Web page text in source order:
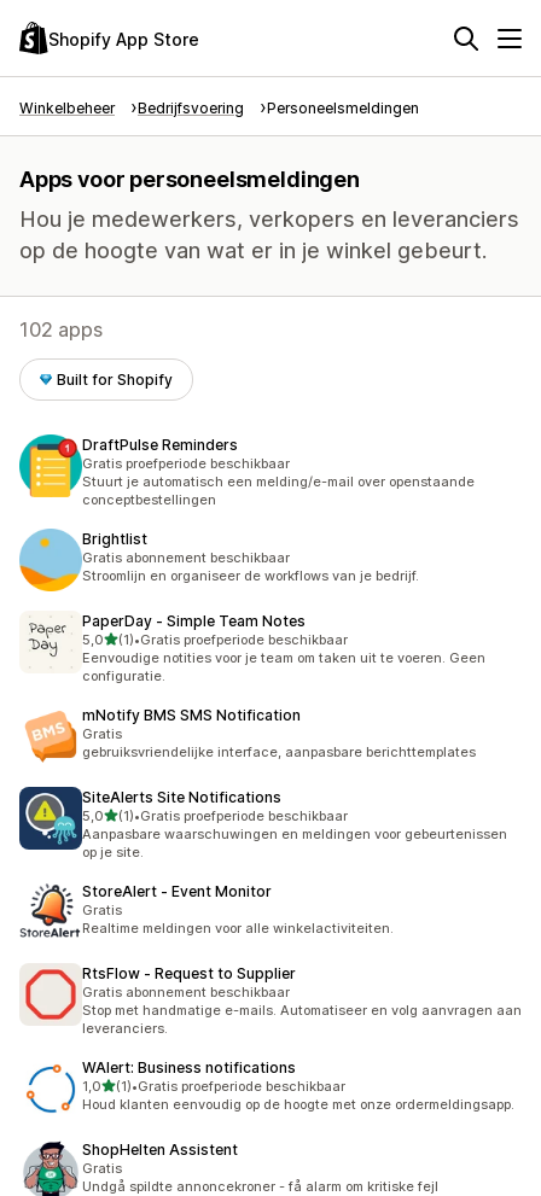
Shopify App Store
Winkelbeheer Bedrijfsvoering Personeelsmeldingen
Apps voor personeelsmeldingen
Hou je medewerkers, verkopers en leveranciers
op de hoogte van wat er in je winkel gebeurt.
102 apps
Built for Shopify
DraftPulse Reminders
Gratis proefperiode beschikbaar
Stuurt je automatisch een melding/e-mail over openstaande
conceptbestellingen
Brightlist
Gratis abonnement beschikbaar
Stroomlijn en organiseer de workflows van je bedrijf.
PaperDay ‑ Simple Team Notes
5,0van 5 sterren
(1)
1 recensies in totaal
•Gratis proefperiode beschikbaar
Eenvoudige notities voor je team om taken uit te voeren. Geen
configuratie.
mNotify BMS SMS Notification
Gratis
gebruiksvriendelijke interface, aanpasbare berichttemplates
SiteAlerts Site Notifications
5,0van 5 sterren
(1)
1 recensies in totaal
•Gratis proefperiode beschikbaar
Aanpasbare waarschuwingen en meldingen voor gebeurtenissen
op je site.
StoreAlert ‑ Event Monitor
Gratis
Realtime meldingen voor alle winkelactiviteiten.
RtsFlow ‑ Request to Supplier
Gratis abonnement beschikbaar
Stop met handmatige e-mails. Automatiseer en volg aanvragen aan
leveranciers.
WAlert: Business notifications
1,0van 5 sterren
(1)
1 recensies in totaal
•Gratis proefperiode beschikbaar
Houd klanten eenvoudig op de hoogte met onze ordermeldingsapp.
ShopHelten Assistent
Gratis
Undgå spildte annoncekroner - få alarm om kritiske fejl